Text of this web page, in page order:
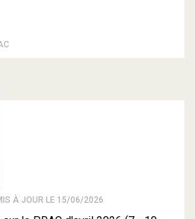
À JOUR LE 15/06/2026